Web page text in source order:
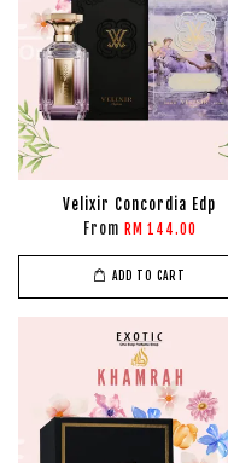
Velixir Concordia Edp
From RM 144.00
ADD TO CART